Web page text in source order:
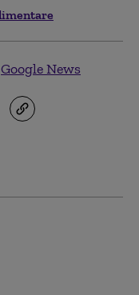
Google News